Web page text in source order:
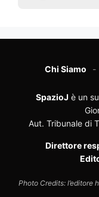
Chi Siamo
SpazioJ è un
Aut. Tribunale di
Direttore
Photo Credits: l’editore